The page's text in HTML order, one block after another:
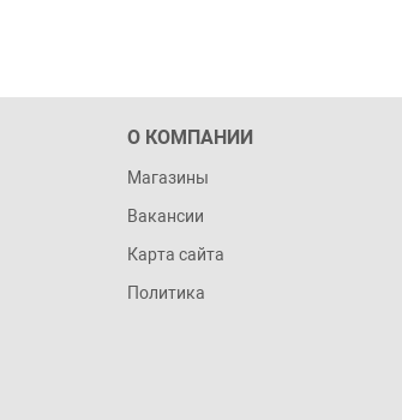
О КОМПАНИИ
Магазины
Вакансии
Карта сайта
Политика